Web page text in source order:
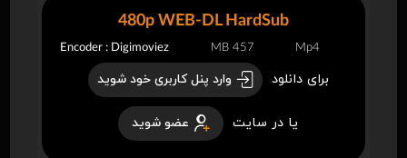
برای دانلود وارد پنل کاربری خود شوید
یا در سایت عضو شوید
480p WEB-DL HardSub
Encoder : Digimoviez 457 MB Mp4